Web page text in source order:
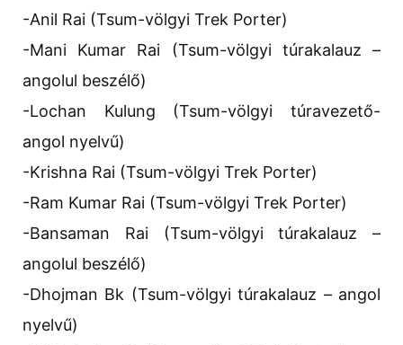
-Anil Rai (Tsum-völgyi Trek Porter)
-Mani Kumar Rai (Tsum-völgyi túrakalauz –
angolul beszélő)
-Lochan Kulung (Tsum-völgyi túravezető-
angol nyelvű)
-Krishna Rai (Tsum-völgyi Trek Porter)
-Ram Kumar Rai (Tsum-völgyi Trek Porter)
-Bansaman Rai (Tsum-völgyi túrakalauz –
angolul beszélő)
-Dhojman Bk (Tsum-völgyi túrakalauz – angol
nyelvű)